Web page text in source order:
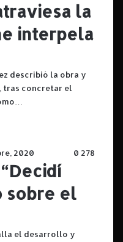
la
interpela
describió la obra y
tras concretar el
2020 0 278
sobre el
el desarrollo y